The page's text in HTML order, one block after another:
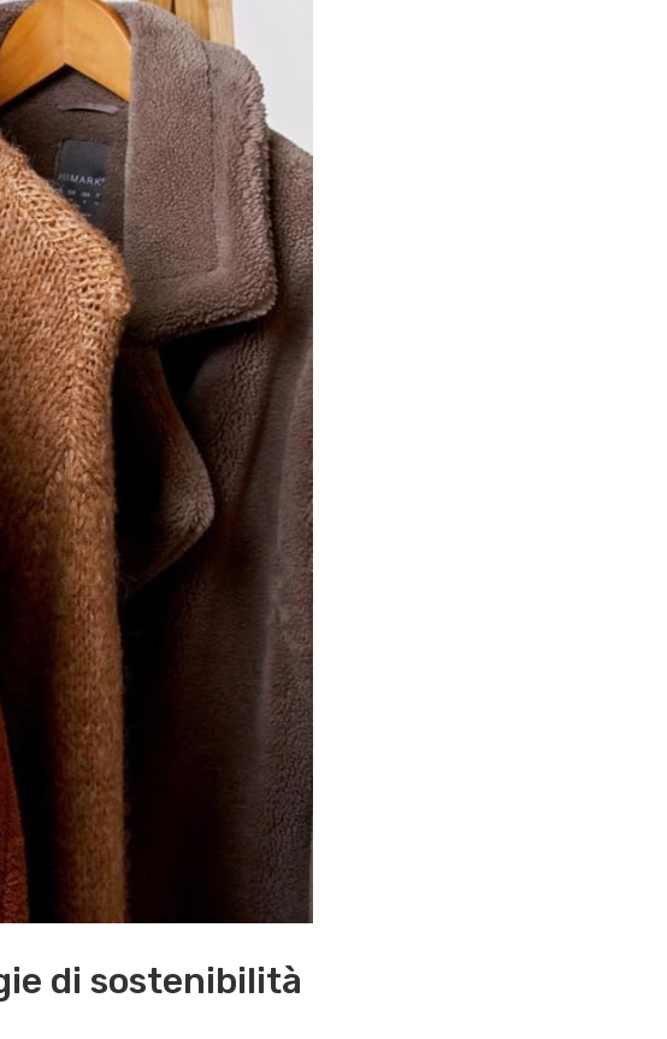
di sostenibilità